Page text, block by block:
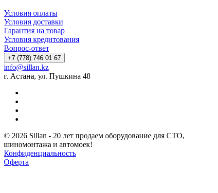
Условия оплаты
Условия доставки
Гарантия на товар
Условия кредитования
Вопрос-ответ
+7 (778) 746 01 67
info@sillan.kz
г. Астана, ул. Пушкина 48
© 2026 Sillan - 20 лет продаем оборудование для СТО,
шиномонтажа и автомоек!
Конфиденциальность
Оферта